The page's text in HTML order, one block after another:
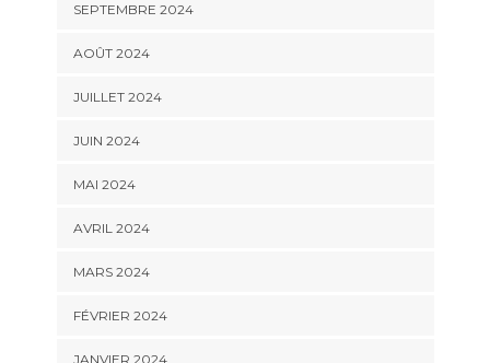
SEPTEMBRE 2024
AOÛT 2024
JUILLET 2024
JUIN 2024
MAI 2024
AVRIL 2024
MARS 2024
FÉVRIER 2024
JANVIER 2024